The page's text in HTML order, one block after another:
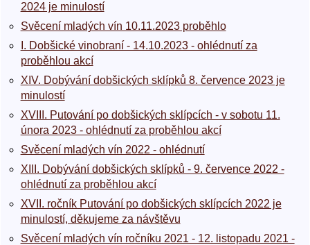
2024 je minulostí
Svěcení mladých vín 10.11.2023 proběhlo
I. Dobšické vinobraní - 14.10.2023 - ohlédnutí za
proběhlou akcí
XIV. Dobývání dobšických sklípků 8. července 2023 je
minulostí
XVIII. Putování po dobšických sklípcích - v sobotu 11.
února 2023 - ohlédnutí za proběhlou akcí
Svěcení mladých vín 2022 - ohlédnutí
XIII. Dobývání dobšických sklípků - 9. července 2022 -
ohlédnutí za proběhlou akcí
XVII. ročník Putování po dobšických sklípcích 2022 je
minulostí, děkujeme za návštěvu
Svěcení mladých vín ročníku 2021 - 12. listopadu 2021 -